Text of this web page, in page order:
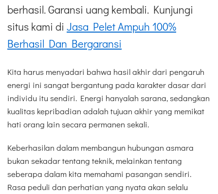
berhasil. Garansi uang kembali. Kunjungi
situs kami di Jasa Pelet Ampuh 100%
Berhasil Dan Bergaransi
Kita harus menyadari bahwa hasil akhir dari pengaruh
energi ini sangat bergantung pada karakter dasar dari
individu itu sendiri. Energi hanyalah sarana, sedangkan
kualitas kepribadian adalah tujuan akhir yang memikat
hati orang lain secara permanen sekali.
Keberhasilan dalam membangun hubungan asmara
bukan sekadar tentang teknik, melainkan tentang
seberapa dalam kita memahami pasangan sendiri.
Rasa peduli dan perhatian yang nyata akan selalu